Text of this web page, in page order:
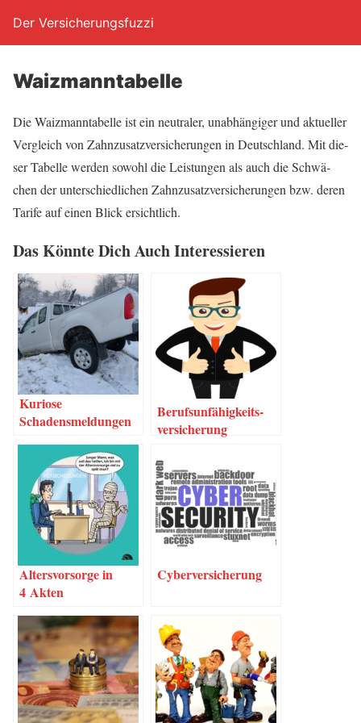
Der Versicherungsfuzzi
Waiz­mann­ta­bel­le
Die Waiz­mann­ta­bel­le ist ein neu­tra­ler, unab­hän­gi­ger und aktu­el­ler
Ver­gleich von Zahn­zu­satz­ver­si­che­run­gen in Deutsch­land. Mit die­
ser Tabel­le wer­den sowohl die Leis­tun­gen als auch die Schwä­
chen der unter­schied­li­chen Zahn­zu­satz­ver­si­che­run­gen bzw. deren
Tari­fe auf einen Blick ersichtlich.
Das Könn­te Dich Auch Interessieren
Kurio­se
Schadensmeldungen
Berufs­un­fä­hig­keits­
ver­si­che­rung
Alters­vor­sor­ge in
4 Akten
Cyber­ver­si­che­rung